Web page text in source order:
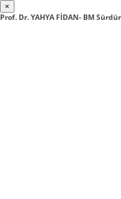
×
Prof. Dr. YAHYA FİDAN- BM